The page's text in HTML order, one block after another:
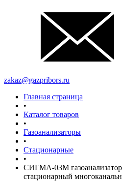
zakaz@gazpribors.ru
Главная страница
•
Каталог товаров
•
Газоанализаторы
•
Стационарные
•
СИГМА-03М
стационарный